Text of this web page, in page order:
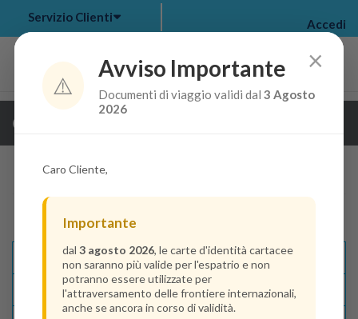
my bookings >
Servizio Clienti Accedi
Guarda i dettagli della crociera
Descrizione E Itinerario
Disponibilità
×
⚠️
Avviso Importante
Documenti di viaggio validi dal3 Agosto
2026
Caro Cliente,
Importante
dal 3 agosto 2026, le carte d'identità cartacee
non saranno più valide per l'espatrio e non
potranno essere utilizzate per
l'attraversamento delle frontiere internazionali,
anche se ancora in corso di validità.